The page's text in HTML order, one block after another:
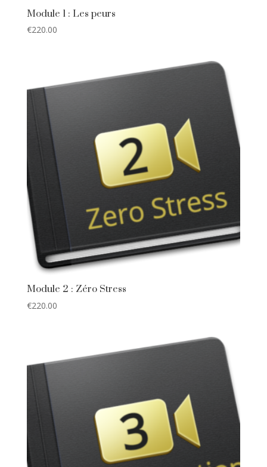
Module 1 : Les peurs
€220.00
Module 2 : Zéro Stress
€220.00